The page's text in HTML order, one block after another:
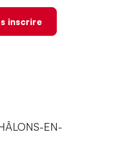
inscrire
EN-